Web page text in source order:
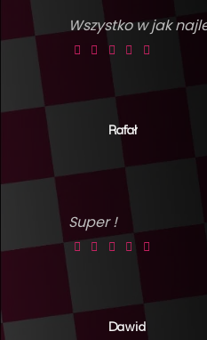
Wszystko w jak
Rafał
Super !
Dawid